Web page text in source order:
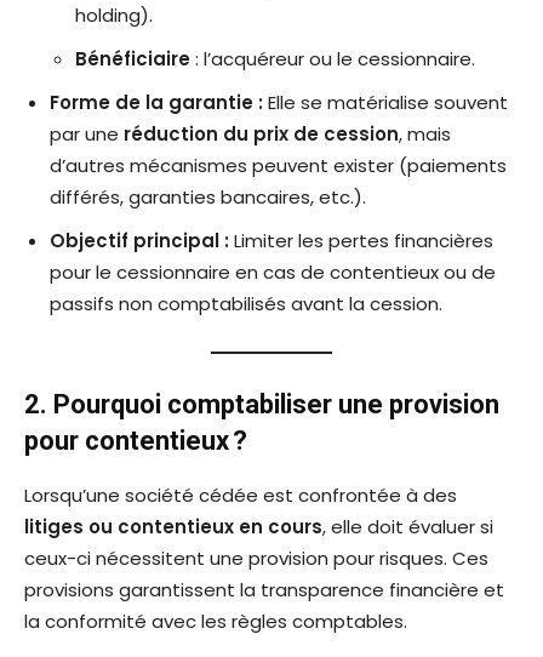
holding).
Bénéficiaire: l’acquéreur ou le cessionnaire.
Forme de la garantie :Elle se matérialise souvent
par une réduction du prix de cession, mais
d’autres mécanismes peuvent exister (paiements
différés, garanties bancaires, etc.).
Objectif principal :Limiter les pertes financières
pour le cessionnaire en cas de contentieux ou de
passifs non comptabilisés avant la cession.
2. Pourquoi comptabiliser une provision
pour contentieux ?
Lorsqu’une société cédée est confrontée à des
litiges ou contentieux en cours, elle doit évaluer si
ceux-ci nécessitent une provision pour risques. Ces
provisions garantissent la transparence financière et
la conformité avec les règles comptables.